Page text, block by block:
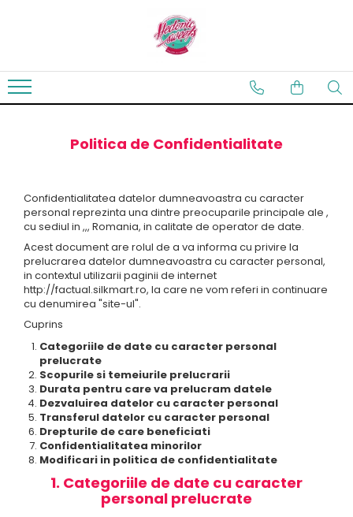
Sortimente torturi
Torturi personalizate
Monoportii tort
Torturi nunta
Politica de Confidentialitate
Confidentialitatea datelor dumneavoastra cu caracter
personal reprezinta una dintre preocuparile principale ale ,
cu sediul in ,,, Romania, in calitate de operator de date.
Acest document are rolul de a va informa cu privire la
prelucrarea datelor dumneavoastra cu caracter personal,
in contextul utilizarii paginii de internet
http://factual.silkmart.ro, la care ne vom referi in continuare
cu denumirea "site-ul".
Cuprins
Categoriile de date cu caracter personal
prelucrate
Scopurile si temeiurile prelucrarii
Durata pentru care va prelucram datele
Dezvaluirea datelor cu caracter personal
Transferul datelor cu caracter personal
Drepturile de care beneficiati
Confidentialitatea minorilor
Modificari in politica de confidentialitate
1. Categoriile de date cu caracter
personal prelucrate